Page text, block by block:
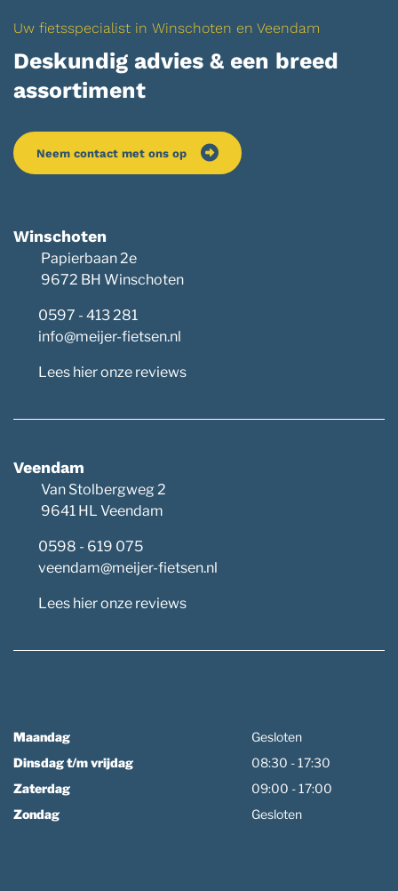
Uw fietsspecialist in Winschoten en Veendam
Deskundig advies & een breed
assortiment
Neem contact met ons op
Winschoten
Papierbaan 2e
9672 BH Winschoten
0597 - 413 281
info@meijer-fietsen.nl
Lees hier onze reviews
Veendam
Van Stolbergweg 2
9641 HL Veendam
0598 - 619 075
veendam@meijer-fietsen.nl
Lees hier onze reviews
Maandag
Gesloten
Dinsdag t/m vrijdag
08:30 - 17:30
Zaterdag
09:00 - 17:00
Zondag
Gesloten